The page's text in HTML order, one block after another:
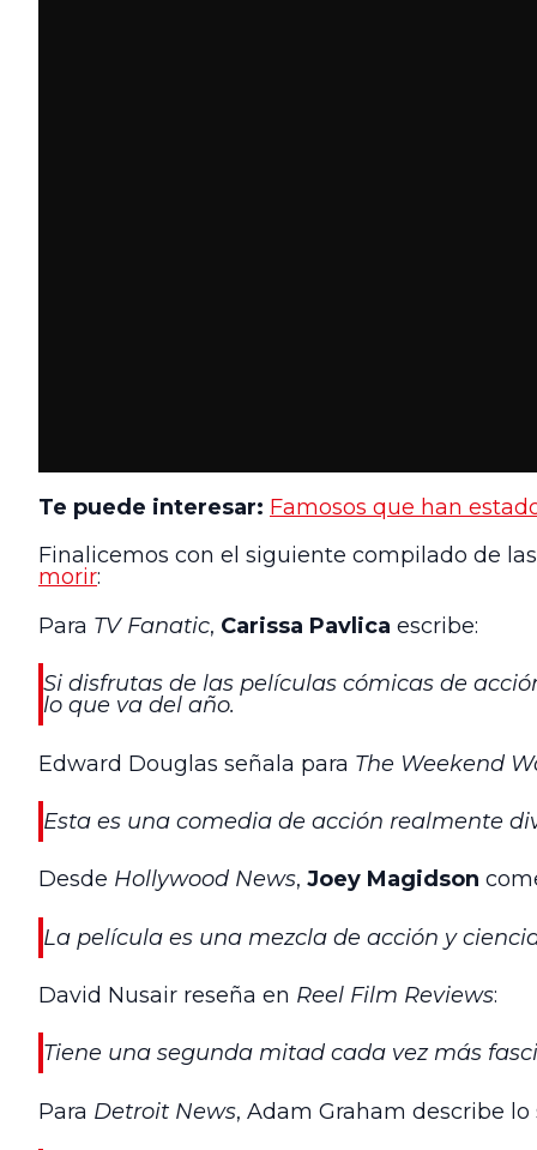
Te puede interesar: Famosos que han
Finalicemos con el siguiente compilado de
morir:
Para TV Fanatic, Carissa Pavlica escribe:
Si disfrutas de las películas cómicas de
lo que va del año.
Edward Douglas señala para The Weekend
Esta es una comedia de acción realmente
Desde Hollywood News, Joey Magidson
La película es una mezcla de acción y
David Nusair reseña en Reel Film Reviews:
Tiene una segunda mitad cada vez más
Para Detroit News, Adam Graham describe lo